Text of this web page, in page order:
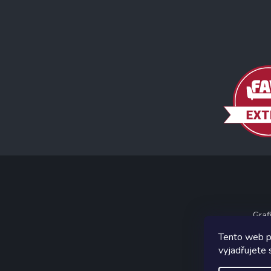
Tento web
vyjadřujete